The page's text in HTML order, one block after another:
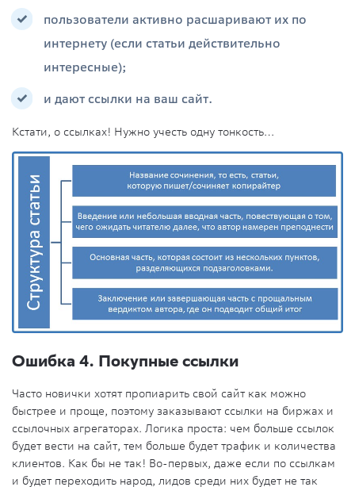
пользователи активно расшаривают их по
интернету (если статьи действительно
интересные);
и дают ссылки на ваш сайт.
Кстати, о ссылках! Нужно учесть одну тонкость…
Ошибка 4. Покупные ссылки
Часто новички хотят пропиарить свой сайт как можно
быстрее и проще, поэтому заказывают ссылки на биржах и
ссылочных агрегаторах. Логика проста: чем больше ссылок
будет вести на сайт, тем больше будет трафик и количества
клиентов. Как бы не так! Во-первых, даже если по ссылкам
и будет переходить народ, лидов среди них будет не так